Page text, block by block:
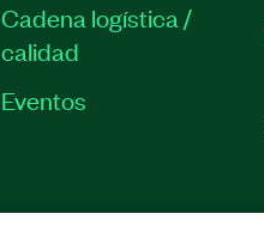
Cadena logística /
calidad
Eventos